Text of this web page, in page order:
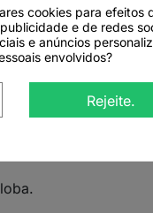
de plantas
tisana pode
cookies para efeitos
e de redes
e anúncios
envolvidos?
Rejeite.